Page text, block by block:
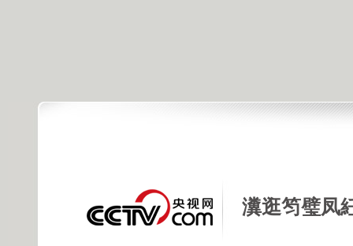
瀵逛笉璧凤